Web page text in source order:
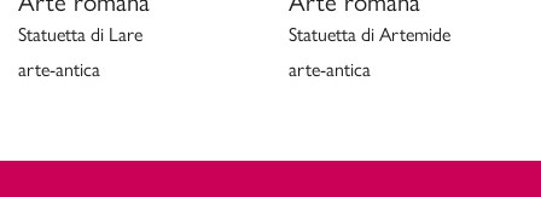
Statuetta di Lare
arte-antica
Statuetta di Artemide
arte-antica